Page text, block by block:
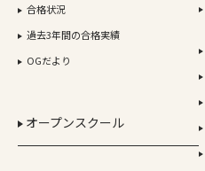
合格状況
過去3年間の合格実績
OGだより
オープンスクール